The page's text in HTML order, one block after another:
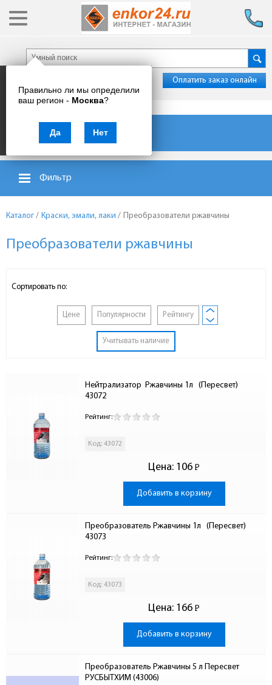
Правильно ли мы определили
ваш регион - Москва?
Да Нет
Оплатить заказ онлайн
Каталог товаров
Фильтр
Каталог / Краски, эмали, лаки / Преобразователи ржавчины
Преобразователи ржавчины
Сортировать по:
Цене Популярности Рейтингу
Учитывать наличие
Нейтрализатор  Ржавчины 1л   (Пересвет)
43072
Рейтинг:
Код: 43072
Цена: 106 Р
-
Добавить в корзину
Преобразователь Ржавчины 1л   (Пересвет)
43073
Рейтинг:
Код: 43073
Цена: 166 Р
-
Добавить в корзину
Преобразователь Ржавчины 5 л Пересвет
РУСБЫТХИМ (43006)